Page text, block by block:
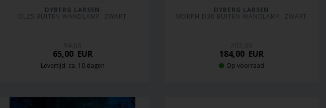
DYBERG LARSEN
DL25 BUITEN WANDLAMP, ZWART
65,00EUR
Levertijd: ca. 10 dagen
DYBERG LARSEN
MORPH D30 BUITEN WANDLAMP, ZWART
184,00 EUR
Op voorraad